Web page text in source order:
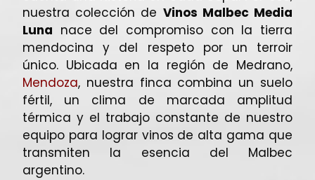
nuestra colección de Vinos Malbec Media
Luna nace del compromiso con la tierra
mendocina y del respeto por un terroir
único. Ubicada en la región de Medrano,
Mendoza, nuestra finca combina un suelo
fértil, un clima de marcada amplitud
térmica y el trabajo constante de nuestro
equipo para lograr vinos de alta gama que
transmiten la esencia del Malbec
argentino.